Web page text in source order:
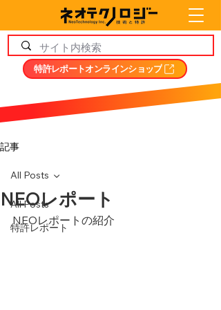
特許レポートオンラインショップ
記事
All Posts
特許レポート
All Posts
NEOレポート
NEOレポートの紹介